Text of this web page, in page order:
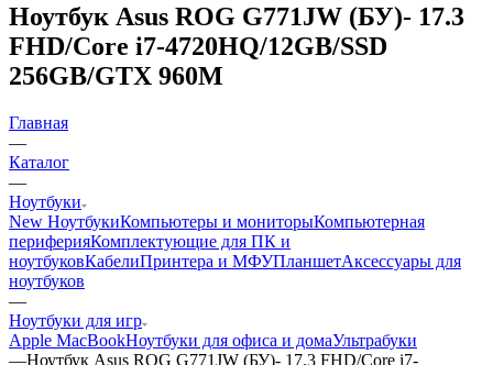
Ноутбук Asus ROG G771JW (БУ)- 17.3
FHD/Core i7-4720HQ/12GB/SSD
256GB/GTX 960M
Главная
—
Каталог
—
Ноутбуки
New НоутбукиКомпьютеры и мониторыКомпьютерная
периферияКомплектующие для ПК и
ноутбуковКабелиПринтера и МФУПланшетАксессуары для
ноутбуков
—
Ноутбуки для игр
Apple MacBookНоутбуки для офиса и домаУльтрабуки
—Ноутбук Asus ROG G771JW (БУ)- 17.3 FHD/Core i7-